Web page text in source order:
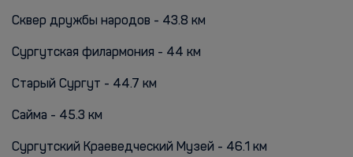
Сквер дружбы народов - 43.8 км
Сургутская филармония - 44 км
Старый Сургут - 44.7 км
Сайма - 45.3 км
Сургутский Краеведческий Музей - 46.1 км